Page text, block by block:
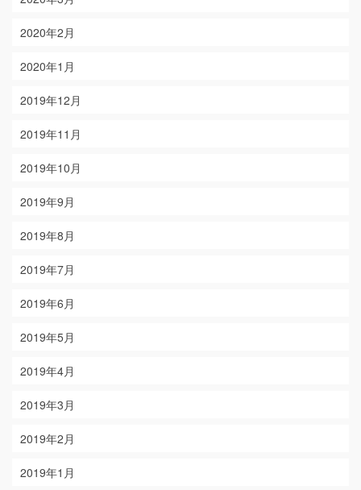
2020年2月
2020年1月
2019年12月
2019年11月
2019年10月
2019年9月
2019年8月
2019年7月
2019年6月
2019年5月
2019年4月
2019年3月
2019年2月
2019年1月